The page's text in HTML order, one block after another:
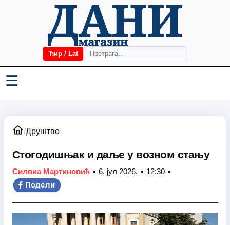
Ћир / Lat
☰
/Друштво
Стогодишњак и даље у возном стању
Силвиа Мартиновић • 6. јул 2026. • 12:30 •
Подели